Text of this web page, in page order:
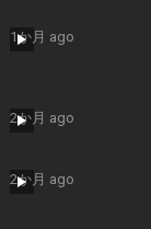
1か月 ago
2か月 ago
2か月 ago